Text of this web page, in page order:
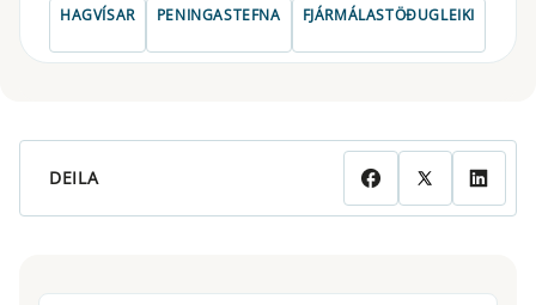
HAGVÍSAR PENINGASTEFNA FJÁRMÁLASTÖÐUGLEIKI
DEILA